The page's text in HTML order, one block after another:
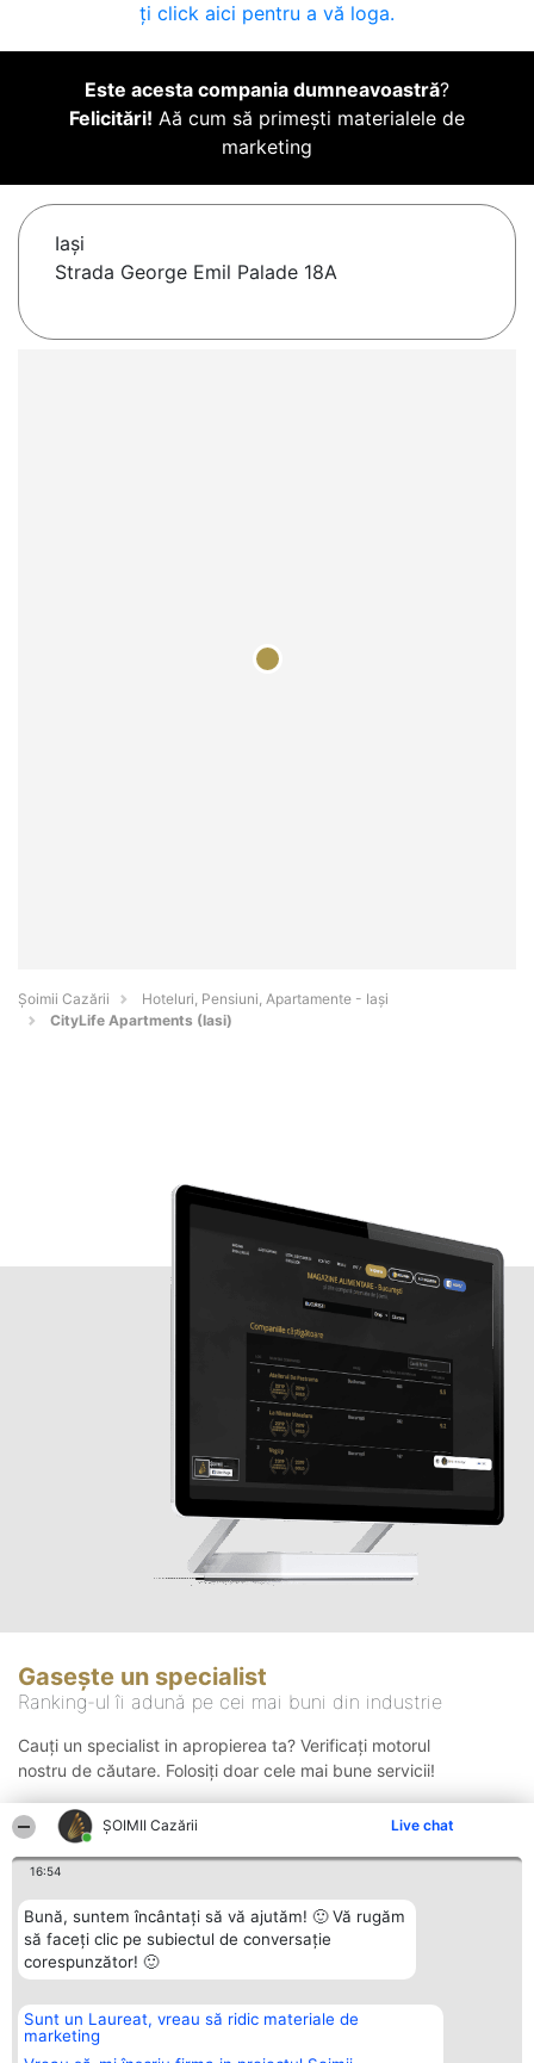
ȘOIMII Cazării Live chat
16:54
Bună, suntem încântați să vă ajutăm! 🙂 Vă rugăm
să faceți clic pe subiectul de conversație
corespunzător! 🙂
Sunt un Laureat, vreau să ridic materiale de
marketing
ți click aici pentru a vă loga.
Este acesta compania dumneavoastră?
Felicitări! Aă cum să primești materialele de
marketing
Iaşi
Strada George Emil Palade 18A
Șoimii Cazării
Hoteluri, Pensiuni, Apartamente - Iaşi
CityLife Apartments (Iasi)
Gasește un specialist
Ranking-ul îi adună pe cei mai buni din industrie
Cauți un specialist in apropierea ta? Verificați motorul
nostru de căutare. Folosiți doar cele mai bune servicii!
Organizator Ranking
BRIGHT SOLUTIONS BR SRL
Aleea Timisul De Sus 2 Bl. A30
Plebiscyt
Lista Tuturor
Contact